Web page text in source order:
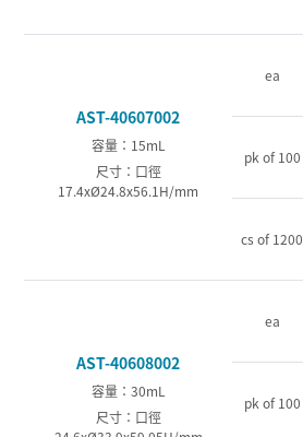
AST-40607002
容量：15mL
尺寸：口徑
17.4xØ24.8x56.1H/mm
ea
pk of 100
cs of 1200
AST-40608002
容量：30mL
尺寸：口徑
ea
pk of 100